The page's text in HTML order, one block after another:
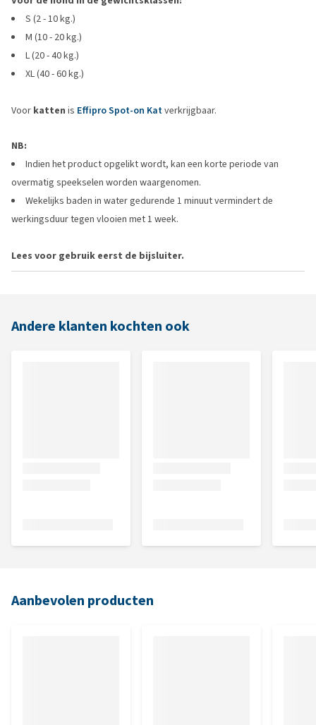
S (2 - 10 kg.)
M (10 - 20 kg.)
L (20 - 40 kg.)
XL (40 - 60 kg.)
Voor katten is Effipro Spot-on Katverkrijgbaar.
NB:
Indien het product opgelikt wordt, kan een korte periode van
overmatig speekselen worden waargenomen.
Wekelijks baden in water gedurende 1 minuut vermindert de
werkingsduur tegen vlooien met 1 week.
Lees voor gebruik eerst de bijsluiter.
Andere klanten kochten ook
Aanbevolen producten